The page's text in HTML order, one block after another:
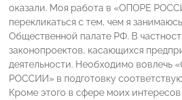
оказали. Моя работа в «ОПОРЕ
перекликаться с тем, чем я
Общественной палате РФ. В
законопроектов, касающихся
деятельности. Необходимо вовлечь
РОССИИ» в подготовку
Кроме этого в сфере моих интересов